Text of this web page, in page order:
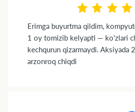
Erimga buyurtma qildim,
1 oy tomizib kelyapti — ko'zlari
kechqurun qizarmaydi. Aksiyada
arzonroq chiqdi